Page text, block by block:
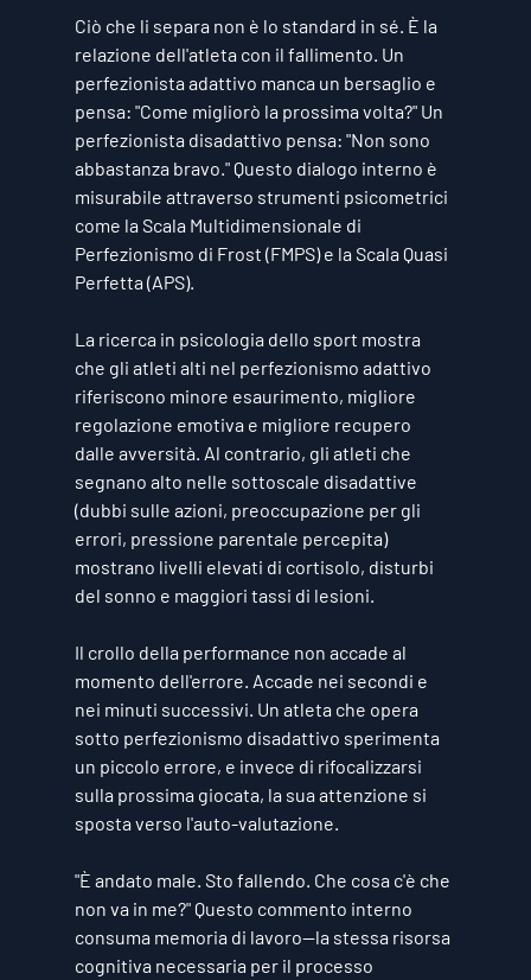
Ciò che li separa non è lo standard in sé. È la
relazione dell'atleta con il fallimento. Un
perfezionista adattivo manca un bersaglio e
pensa: "Come migliorò la prossima volta?" Un
perfezionista disadattivo pensa: "Non sono
abbastanza bravo." Questo dialogo interno è
misurabile attraverso strumenti psicometrici
come la Scala Multidimensionale di
Perfezionismo di Frost (FMPS) e la Scala Quasi
Perfetta (APS).
La ricerca in psicologia dello sport mostra
che gli atleti alti nel perfezionismo adattivo
riferiscono minore esaurimento, migliore
regolazione emotiva e migliore recupero
dalle avversità. Al contrario, gli atleti che
segnano alto nelle sottoscale disadattive
(dubbi sulle azioni, preoccupazione per gli
errori, pressione parentale percepita)
mostrano livelli elevati di cortisolo, disturbi
del sonno e maggiori tassi di lesioni.
Il crollo della performance non accade al
momento dell'errore. Accade nei secondi e
nei minuti successivi. Un atleta che opera
sotto perfezionismo disadattivo sperimenta
un piccolo errore, e invece di rifocalizzarsi
sulla prossima giocata, la sua attenzione si
sposta verso l'auto-valutazione.
"È andato male. Sto fallendo. Che cosa c'è che
non va in me?" Questo commento interno
consuma memoria di lavoro—la stessa risorsa
cognitiva necessaria per il processo